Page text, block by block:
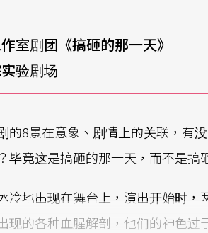
室剧团《搞砸的那一天》
验剧场
的8景在意象、剧情上的关联，有
竟这是搞砸的那一天，而不是搞
冷地出现在舞台上，演出开始时，
现的各种血腥解剖，他们的神色过